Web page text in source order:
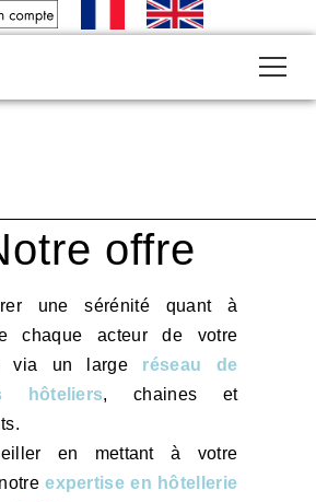
offre
une sérénité quant à
chaque acteur de votre
via un large réseau de
hôteliers, chaines et
en mettant à votre
expertise en hôtellerie